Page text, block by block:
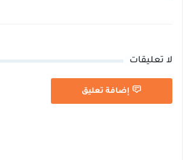
لا تعليقات
إضافة تعليق